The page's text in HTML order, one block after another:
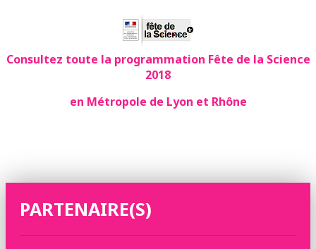
Consultez toute la programmation Fête de la Science
2018
en Métropole de Lyon et Rhône
PARTENAIRE(S)